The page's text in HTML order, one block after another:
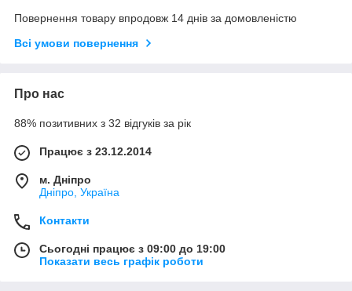
Повернення товару впродовж 14 днів за домовленістю
Всі умови повернення
Про нас
88% позитивних з 32 відгуків за рік
Працює з 23.12.2014
м. Дніпро
Дніпро, Україна
Контакти
Сьогодні працює з 09:00 до 19:00
Показати весь графік роботи